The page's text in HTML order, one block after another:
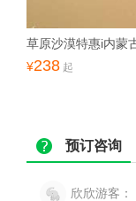
¥238 起
预订咨询
欣欣游客：